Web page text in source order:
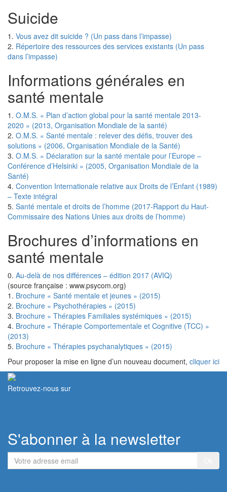
Suicide
1. Vous avez dit suicide ? (Un pass dans l’impasse)
2. Répertoire des ressources des services existants (Un pass
dans l’impasse)
Informations générales en
santé mentale
1. O.M.S. « Plan d’action global pour la santé mentale 2013-
2020 » (2013, Organisation Mondiale de la santé)
2. O.M.S. « Santé mentale : relever des défis, trouver des
solutions » (2006, Organisation Mondiale de la Santé)
3. O.M.S. « Déclaration sur la santé mentale pour l’Europe –
Conférence d’Helsinki » (2005, Organisation Mondiale de la
Santé)
4. Convention Internationale relative aux Droits de l’Enfant (1989)
– Texte intégral
5. Santé mentale et droits de l’homme (2017-Rapport du Haut-
Commissaire des Nations Unies aux droits de l’homme)
Brochures d’informations en
santé mentale
0. Au-delà de nos différences – édition 2017 (AVIQ)
(source française : www.psycom.org)
1. Brochure « Santé mentale et jeunes » (2015)
2. Brochure « Psychothérapies » (2015)
3. Brochure « Thérapies Familiales systémiques » (2015)
4. Brochure « Thérapie Comportementale et Cognitive (TCC) »
(2013)
5. Brochure « Thérapies psychanalytiques » (2015)
Pour proposer la mise en ligne d’un nouveau document, cliquer ici
Retrouvez-nous sur
S'abonner à la newsletter
Votre
adresse